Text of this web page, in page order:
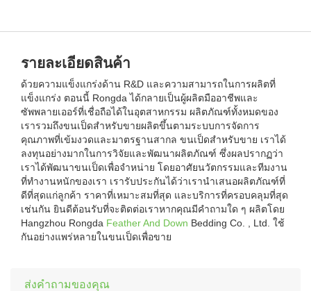
รายละเอียดสินค้า
ด้วยความแข็งแกร่งด้าน R&D และความสามารถในการผลิตที่
แข็งแกร่ง ตอนนี้ Rongda ได้กลายเป็นผู้ผลิตมืออาชีพและ
ซัพพลายเออร์ที่เชื่อถือได้ในอุตสาหกรรม ผลิตภัณฑ์ทั้งหมดของ
เรารวมถึงขนเป็ดสำหรับขายผลิตขึ้นตามระบบการจัดการ
คุณภาพที่เข้มงวดและมาตรฐานสากล ขนเป็ดสำหรับขาย เราได้
ลงทุนอย่างมากในการวิจัยและพัฒนาผลิตภัณฑ์ ซึ่งผลปรากฏว่า
เราได้พัฒนาขนเป็ดเพื่อจำหน่าย โดยอาศัยนวัตกรรมและทีมงาน
ที่ทำงานหนักของเรา เรารับประกันได้ว่าเรานำเสนอผลิตภัณฑ์ที่
ดีที่สุดแก่ลูกค้า ราคาที่เหมาะสมที่สุด และบริการที่ครอบคลุมที่สุด
เช่นกัน ยินดีต้อนรับที่จะติดต่อเราหากคุณมีคำถามใด ๆ ผลิตโดย
Hangzhou Rongda Feather And Down Bedding Co. , Ltd. ใช้
กันอย่างแพร่หลายในขนเป็ดเพื่อขาย
ส่งคำถามของคุณ